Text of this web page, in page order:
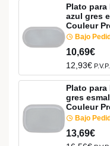
Plato
azul gres
Couleur
Bajo
10,69€
12,93€ P.V.P.
Plato
gres
Couleur
Bajo
13,69€